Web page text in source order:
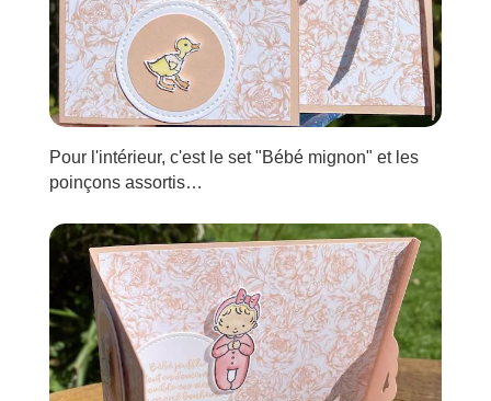
Pour l'intérieur, c'est le set "Bébé mignon" et les
poinçons assortis…